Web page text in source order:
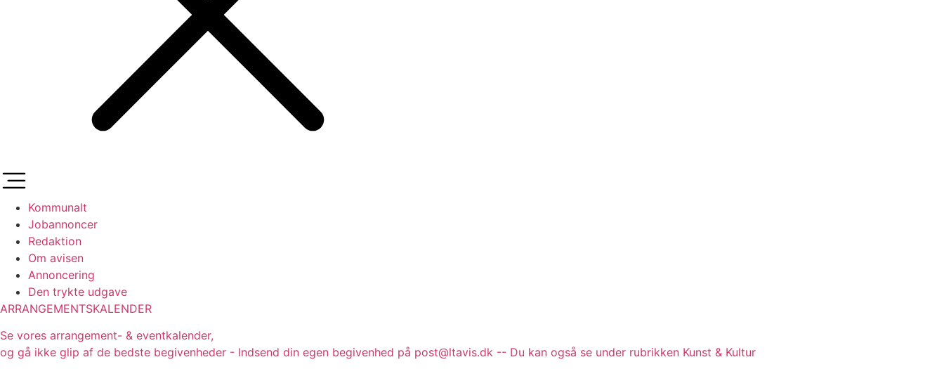
Kommunalt
Jobannoncer
Redaktion
Om avisen
Annoncering
Den trykte udgave
ARRANGEMENTSKALENDER
Se vores arrangement- & eventkalender,
og gå ikke glip af de bedste begivenheder - Indsend din egen begivenhed på post@ltavis.dk -- Du kan også se under rubrikken Kunst & Kultur